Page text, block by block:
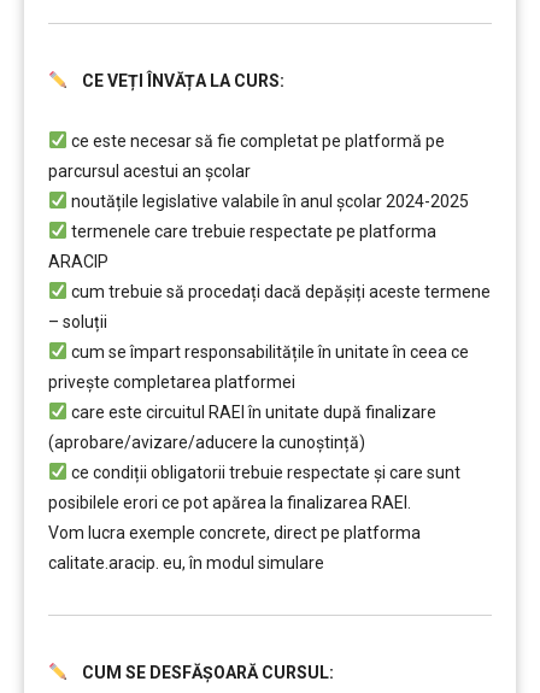
CE VEȚI ÎNVĂȚA LA CURS:
ce este necesar să fie completat pe platformă pe
parcursul acestui an școlar
noutățile legislative valabile în anul școlar 2024-2025
termenele care trebuie respectate pe platforma
ARACIP
cum trebuie să procedați dacă depăşiți aceste termene
– soluții
cum se împart responsabilitățile în unitate în ceea ce
privește completarea platformei
care este circuitul RAEI în unitate după finalizare
(aprobare/avizare/aducere la cunoştință)
ce condiții obligatorii trebuie respectate şi care sunt
posibilele erori ce pot apărea la finalizarea RAEI.
Vom lucra exemple concrete, direct pe platforma
calitate.aracip. eu, în modul simulare
CUM SE DESFĂȘOARĂ CURSUL: